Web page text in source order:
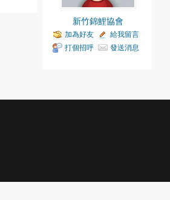
新竹錦鯉協會
加為好友
給我留言
打個招呼
發送消息